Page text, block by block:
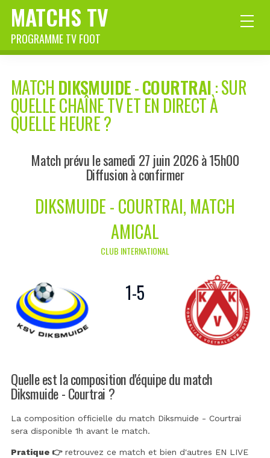
MATCHS TV
PROGRAMME TV FOOT
MATCH DIKSMUIDE-COURTRAI: SUR
QUELLE CHAÎNE TV ET EN DIRECT À
QUELLE HEURE ?
Match prévu le samedi 27 juin 2026 à 15h00
Diffusion à confirmer
DIKSMUIDE - COURTRAI, MATCH
AMICAL
CLUB INTERNATIONAL
1-5
Quelle est la composition d'équipe du match
Diksmuide - Courtrai ?
La composition officielle du match Diksmuide - Courtrai
sera disponible 1h avant le match.
Pratique 👉retrouvez ce match et bien d'autres EN LIVE